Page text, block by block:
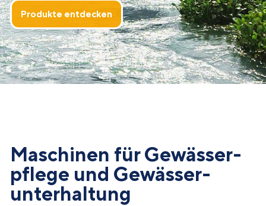
Produkte entdecken
Maschinen für Gewässer­
pflege und Gewässer­
unterhaltung